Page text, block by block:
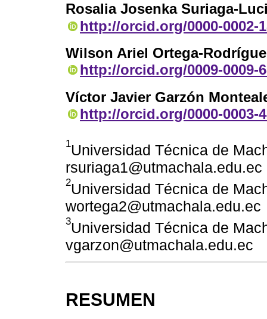
Rosalia Josenka Suriaga-
http://orcid.org/0000-0002-
Wilson Ariel Ortega-
http://orcid.org/0009-0009-
Víctor Javier Garzón
http://orcid.org/0000-0003-
1Universidad Técnica de
rsuriaga1@utmachala.edu.ec
2Universidad Técnica de
wortega2@utmachala.edu.ec
3Universidad Técnica de
vgarzon@utmachala.edu.ec
RESUMEN